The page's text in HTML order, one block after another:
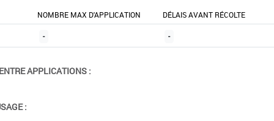
NOMBRE MAX D'APPLICATION DÉLAIS AVANT RÉCOLTE
- -
APPLICATIONS :
: